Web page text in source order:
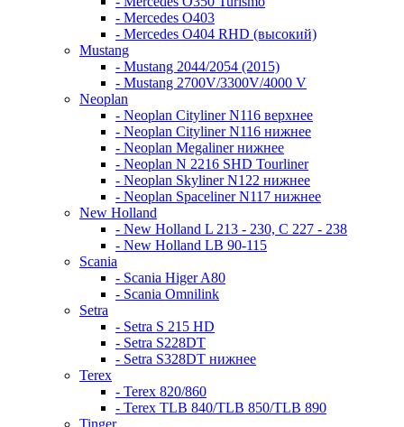
- Mercedes O403
- Mercedes O404 RHD (высокий)
Mustang
- Mustang 2044/2054 (2015)
- Mustang 2700V/3300V/4000 V
Neoplan
- Neoplan Cityliner N116 верхнее
- Neoplan Cityliner N116 нижнее
- Neoplan Megaliner нижнее
- Neoplan N 2216 SHD Tourliner
- Neoplan Skyliner N122 нижнее
- Neoplan Spaceliner N117 нижнее
New Holland
- New Holland L 213 - 230, C 227 - 238
- New Holland LB 90-115
Scania
- Scania Higer A80
- Scania Omnilink
Setra
- Setra S 215 HD
- Setra S228DT
- Setra S328DT нижнее
Terex
- Terex 820/860
- Terex TLB 840/TLB 850/TLB 890
Tinger